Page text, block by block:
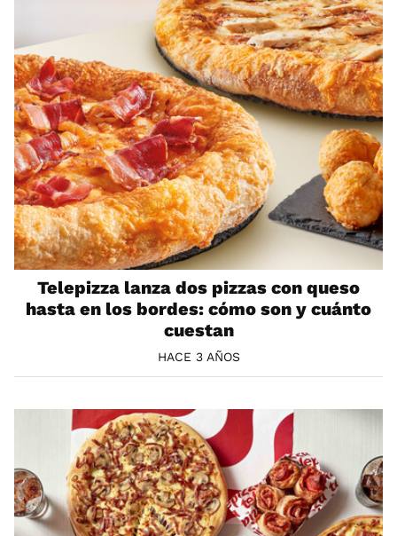
Telepizza lanza dos pizzas con queso
hasta en los bordes: cómo son y cuánto
cuestan
HACE 3 AÑOS